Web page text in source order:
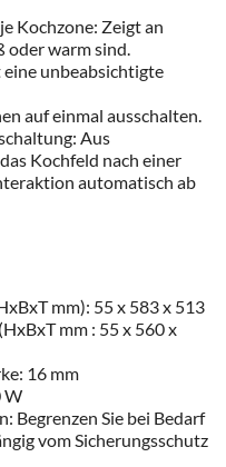
Kochzone: Zeigt an
oder warm sind.
unbeabsichtigte
auf einmal ausschalten.
Aus
Kochfeld nach einer
automatisch ab
mm): 55 x 583 x 513
mm : 55 x 560 x
16 mm
W
Begrenzen Sie bei Bedarf
vom Sicherungsschutz